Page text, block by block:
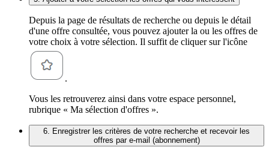
Depuis la page de résultats de recherche ou depuis le détail
d'une offre consultée, vous pouvez ajouter la ou les offres de
votre choix à votre sélection. Il suffit de cliquer sur l'icône
.
Vous les retrouverez ainsi dans votre espace personnel,
rubrique « Ma sélection d'offres ».
6. Enregistrer les critères de votre recherche et recevoir les
offres par e-mail (abonnement)